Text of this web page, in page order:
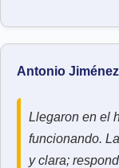
Antonio
Llegaron en el
funcionando.
y clara;